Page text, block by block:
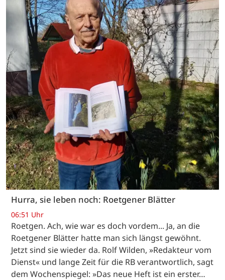
Hurra, sie leben noch: Roetgener Blätter
06:51 Uhr
Roetgen. Ach, wie war es doch vordem... Ja, an die
Roetgener Blätter hatte man sich längst gewöhnt.
Jetzt sind sie wieder da. Rolf Wilden, »Redakteur vom
Dienst« und lange Zeit für die RB verantwortlich, sagt
dem Wochenspiegel: »Das neue Heft ist ein erster…